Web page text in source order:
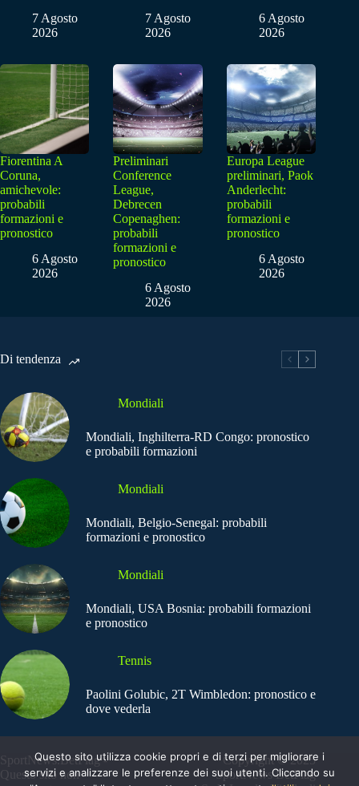
7 Agosto
2026
7 Agosto
2026
6 Agosto
2026
Fiorentina A
Coruna,
amichevole:
probabili
formazioni e
pronostico
6 Agosto
2026
Preliminari
Conference
League,
Debrecen
Copenaghen:
probabili
formazioni e
pronostico
6 Agosto
2026
Europa League
preliminari, Paok
Anderlecht:
probabili
formazioni e
pronostico
6 Agosto
2026
Di tendenza
Mondiali
Mondiali, Inghilterra-RD Congo: pronostico
e probabili formazioni
Mondiali
Mondiali, Belgio-Senegal: probabili
formazioni e pronostico
Mondiali
Mondiali, USA Bosnia: probabili formazioni
e pronostico
Tennis
Paolini Golubic, 2T Wimbledon: pronostico e
dove vederla
SportNews.BetFlag -
Questo sito non
Copyright © 2025
SportNews BetFlag
Questo sito utilizza cookie propri e di terzi per migliorare i
servizi e analizzare le preferenze dei suoi utenti. Cliccando su